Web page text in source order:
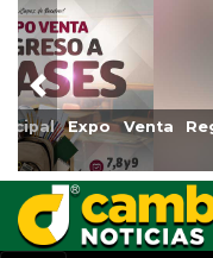
Reabrirá
Centro
Previous